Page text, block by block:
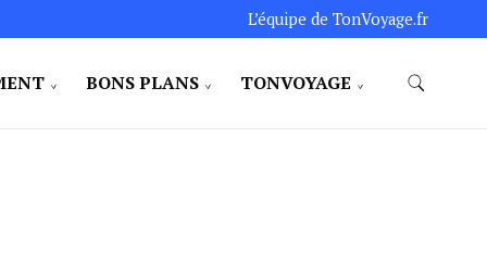
L’équipe de TonVoyage.fr
BONS PLANS TONVOYAGE